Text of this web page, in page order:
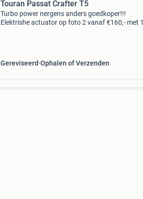
Touran Passat Crafter T5
Turbo power nergens anders goedkoper!!!
Elektrishe actuator op foto 2 vanaf €160,- met 1
Gereviseerd Ophalen of Verzenden